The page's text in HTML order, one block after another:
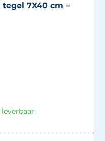
tegel 7X40 cm –